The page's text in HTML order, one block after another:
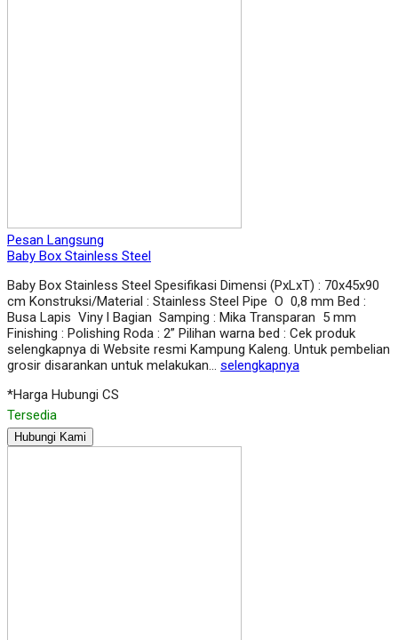
Pesan Langsung
Baby Box Stainless Steel
Baby Box Stainless Steel Spesifikasi Dimensi (PxLxT) : 70x45x90
cm Konstruksi/Material : Stainless Steel Pipe O 0,8 mm Bed :
Busa Lapis Viny l Bagian Samping : Mika Transparan 5 mm
Finishing : Polishing Roda : 2” Pilihan warna bed : Cek produk
selengkapnya di Website resmi Kampung Kaleng. Untuk pembelian
grosir disarankan untuk melakukan… selengkapnya
*Harga Hubungi CS
Tersedia
Hubungi Kami